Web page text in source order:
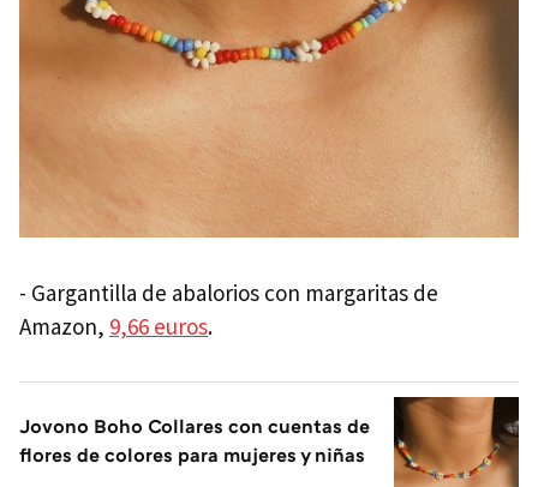
- Gargantilla de abalorios con margaritas de
Amazon, 9,66 euros.
Jovono Boho Collares con cuentas de
flores de colores para mujeres y niñas